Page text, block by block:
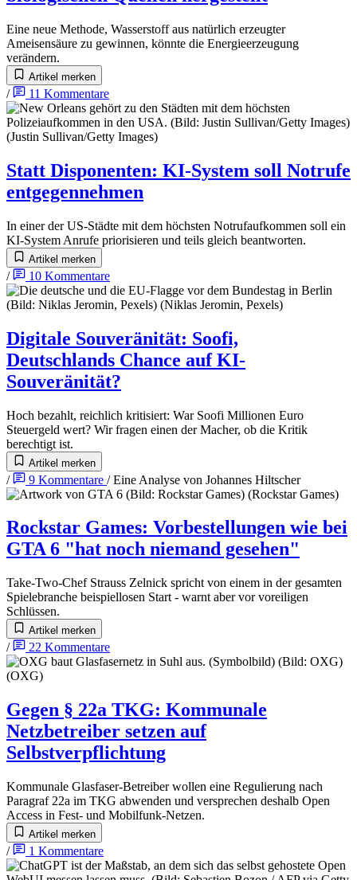
Eine neue Methode, Wasserstoff aus natürlich erzeugter
Ameisensäure zu gewinnen, könnte die Energieerzeugung
verändern.
Artikel merken
/ 11 Kommentare
Statt Disponenten: KI-System soll Notrufe
entgegennehmen
In einer der US-Städte mit dem höchsten Notrufaufkommen soll ein
KI-System Anrufe priorisieren und teils gleich beantworten.
Artikel merken
/ 10 Kommentare
Digitale Souveränität: Soofi,
Deutschlands Chance auf KI-
Souveränität?
Hoch bezahlt, reichlich kritisiert: War Soofi Millionen Euro
Steuergeld wert? Wir fragen einen der Macher, ob die Kritik
berechtigt ist.
Artikel merken
/ 9 Kommentare / Eine Analyse von Johannes Hiltscher
Rockstar Games: Vorbestellungen wie bei
GTA 6 "hat noch niemand gesehen"
Take-Two-Chef Strauss Zelnick spricht von einem in der gesamten
Spielebranche beispiellosen Start - warnt aber vor voreiligen
Schlüssen.
Artikel merken
/ 22 Kommentare
Gegen § 22a TKG: Kommunale
Netzbetreiber setzen auf
Selbstverpflichtung
Kommunale Glasfaser-Betreiber wollen eine Regulierung nach
Paragraf 22a im TKG abwenden und versprechen deshalb Open
Access in Fest- und Mobilfunk-Netzen.
Artikel merken
/ 1 Kommentare